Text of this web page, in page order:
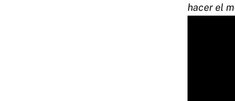
hacer el